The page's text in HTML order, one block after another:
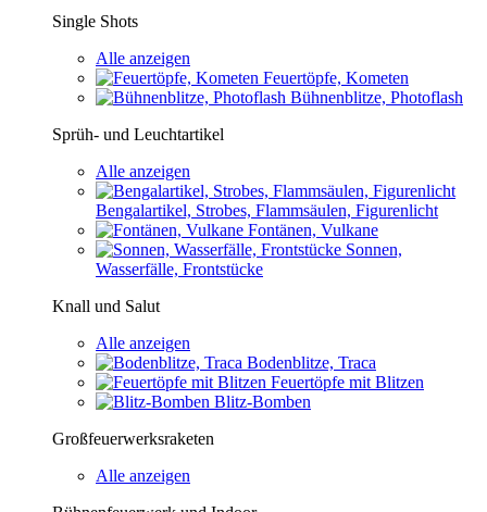
Single Shots
Alle anzeigen
Feuertöpfe, Kometen
Bühnenblitze, Photoflash
Sprüh- und Leuchtartikel
Alle anzeigen
Bengalartikel, Strobes, Flammsäulen, Figurenlicht
Fontänen, Vulkane
Sonnen,
Wasserfälle, Frontstücke
Knall und Salut
Alle anzeigen
Bodenblitze, Traca
Feuertöpfe mit Blitzen
Blitz-Bomben
Großfeuerwerksraketen
Alle anzeigen